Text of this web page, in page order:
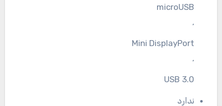
microUSB
,
Mini DisplayPort
,
USB 3.0
ندارد